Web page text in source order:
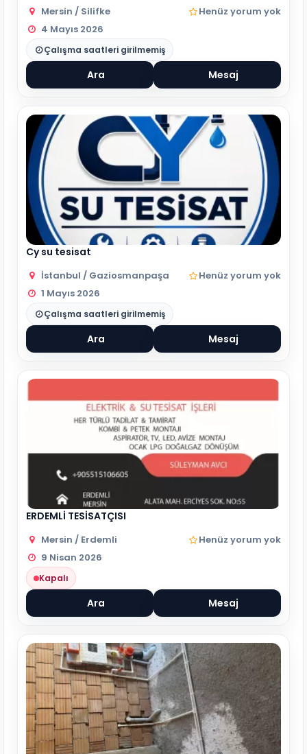
Mersin / Silifke
Henüz yorum yok
4 Mayıs 2026
Çalışma saatleri girilmemiş
Ara Mesaj
Cy su tesisat
İstanbul / Gaziosmanpaşa
Henüz yorum yok
1 Mayıs 2026
Çalışma saatleri girilmemiş
Ara Mesaj
ERDEMLİ TESİSATÇISI
Mersin / Erdemli
Henüz yorum yok
9 Nisan 2026
Kapalı
Ara Mesaj